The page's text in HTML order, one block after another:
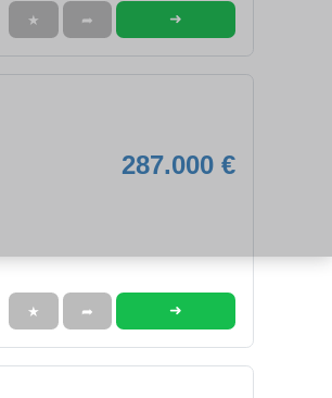
★ ➦ ➜
287.000 €
★ ➦ ➜